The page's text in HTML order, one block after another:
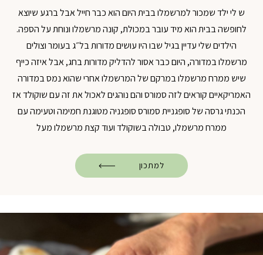
ש לי ילד שמכור למרשמלו בביתהיום הוא כבר חיילאבל ברגע שיוצא
לחופשה בבית הוא מיד עובר במכולת, קונה מרשמלו ונוחת על הספה.
הילדים שלי עדיין בגיל שבו היו עושים מדורות בל״ג בעומר וצולים
מרשמלו במדורה, היום כבר אסור להדליק מדורות בחג, אבל איזה כייף
שיש ממרח מרשמלו במרקם של המרשמלו אחרי שהוא נמס במדורה
האמריקאיים קוראים לזה סמורסוהם נוהגים לאכול את זה עם שוקולדאז
הכנתי גרסה של סופגניית סמורססופגניה מטוגנת חמימה וטעימה עם
ממרח מרשמלו, טבולה בשוקולד ועוד קצת מרשמלו מעל
למתכון